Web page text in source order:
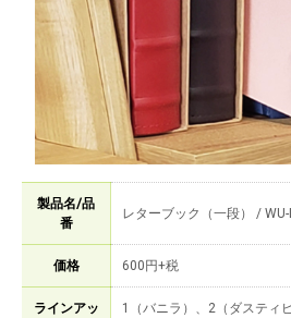
製品名/品
番
レターブック（一段） / WU-
価格 600円+税
ラインアッ
1（バニラ）、2（ダスティ